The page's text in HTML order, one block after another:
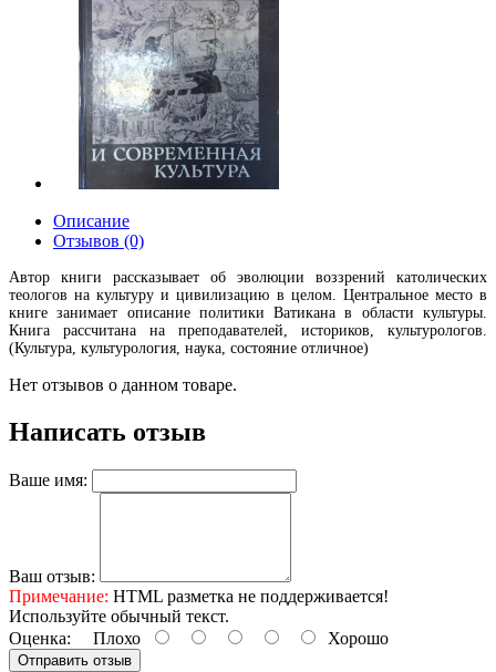
Описание
Отзывов (0)
Автор книги рассказывает об эволюции воззрений католических
теологов на культуру и цивилизацию в целом. Центральное место в
книге занимает описание политики Ватикана в области культуры.
Книга рассчитана на преподавателей, историков, культурологов.
(Культура, культурология, наука, состояние отличное)
Нет отзывов о данном товаре.
Написать отзыв
Ваше имя:
Ваш отзыв:
Примечание: HTML разметка не поддерживается!
Используйте обычный текст.
Оценка: Плохо Хорошо
Отправить отзыв